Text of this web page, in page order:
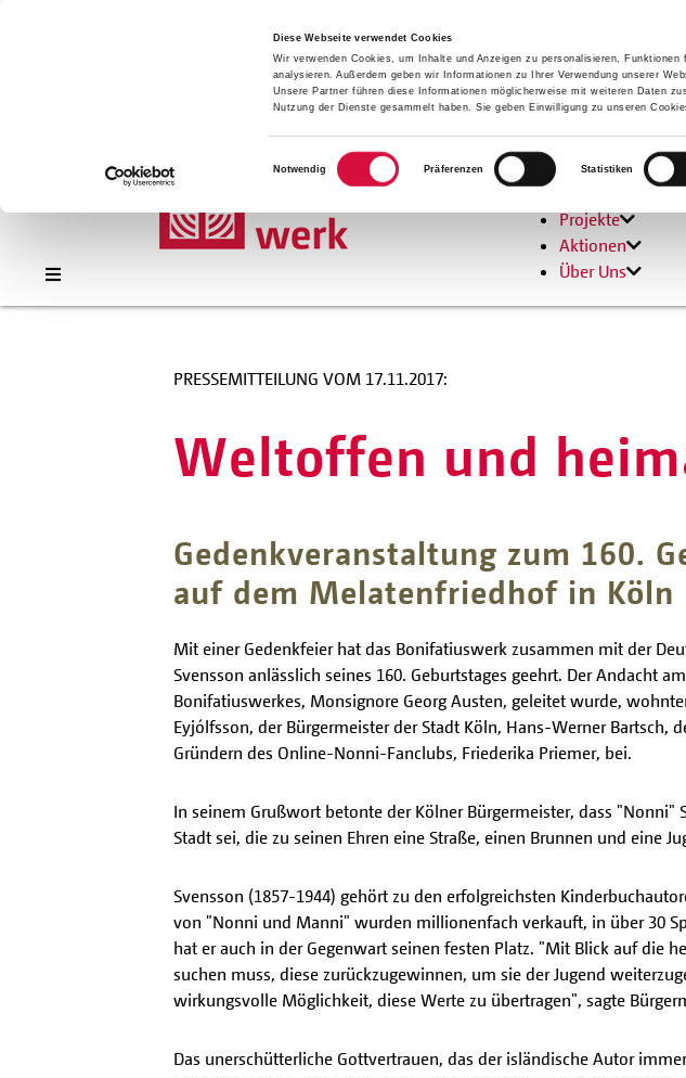
Diese Webseite verwendet Cookies
Wir verwenden Cookies, um Inhalte und Anzeigen zu personalisieren,
analysieren. Außerdem geben wir Informationen zu Ihrer Verwendung unserer
Unsere Partner führen diese Informationen möglicherweise mit weiteren Daten
Nutzung der Dienste gesammelt haben. Sie geben Einwilligung zu unseren
Einwilligungsauswahl
Notwendig
Präferenzen Statistiken
Hilfen
Projekte
Aktionen
Über Uns
PRESSEMITTEILUNG VOM 17.11.2017:
Weltoffen und
Gedenkveranstaltung zum 160.
auf dem Melatenfriedhof in Köln
Mit einer Gedenkfeier hat das Bonifatiuswerk zusammen mit der
Svensson anlässlich seines 160. Geburtstages geehrt. Der Andacht
Bonifatiuswerkes, Monsignore Georg Austen, geleitet wurde,
Eyjólfsson, der Bürgermeister der Stadt Köln, Hans-Werner Bartsch,
Gründern des Online-Nonni-Fanclubs, Friederika Priemer, bei.
In seinem Grußwort betonte der Kölner Bürgermeister, dass
Stadt sei, die zu seinen Ehren eine Straße, einen Brunnen und eine
Svensson (1857-1944) gehört zu den erfolgreichsten
von "Nonni und Manni" wurden millionenfach verkauft, in über 30
hat er auch in der Gegenwart seinen festen Platz. "Mit Blick auf die
suchen muss, diese zurückzugewinnen, um sie der Jugend
wirkungsvolle Möglichkeit, diese Werte zu übertragen", sagte
Das unerschütterliche Gottvertrauen, das der isländische Autor